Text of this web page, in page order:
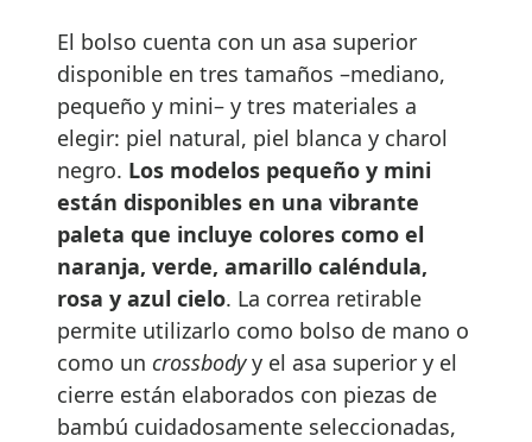
El bolso cuenta con un asa superior
disponible en tres tamaños –mediano,
pequeño y mini– y tres materiales a
elegir: piel natural, piel blanca y charol
negro. Los modelos pequeño y mini
están disponibles en una vibrante
paleta que incluye colores como el
naranja, verde, amarillo caléndula,
rosa y azul cielo. La correa retirable
permite utilizarlo como bolso de mano o
como un crossbodyy el asa superior y el
cierre están elaborados con piezas de
bambú cuidadosamente seleccionadas,